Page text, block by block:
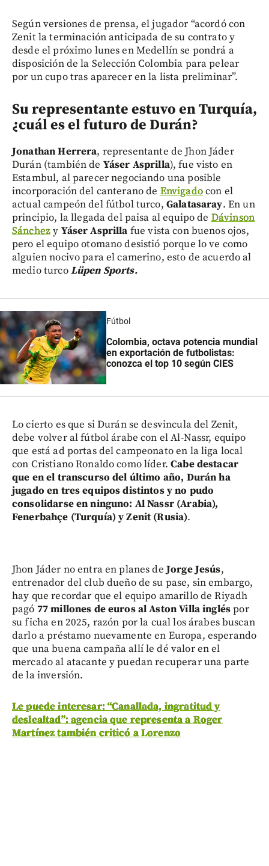
Según versiones de prensa, el jugador “acordó con
Zenit la terminación anticipada de su contrato y
desde el próximo lunes en Medellín se pondrá a
disposición de la Selección Colombia para pelear
por un cupo tras aparecer en la lista preliminar”.
Su representante estuvo en Turquía,
¿cuál es el futuro de Durán?
Jonathan Herrera, representante de Jhon Jáder
Durán (también de Yáser Asprilla), fue visto en
Estambul, al parecer negociando una posible
incorporación del canterano de Envigadocon el
actual campeón del fútbol turco, Galatasaray. En un
principio, la llegada del paisa al equipo de Dávinson
Sánchezy Yáser Asprilla fue vista con buenos ojos,
pero el equipo otomano desistió porque lo ve como
alguien nocivo para el camerino, esto de acuerdo al
medio turcoLüpen Sports.
Fútbol
Colombia, octava potencia mundial
en exportación de futbolistas:
conozca el top 10 según CIES
Lo cierto es que si Durán se desvincula del Zenit,
debe volver al fútbol árabe con el Al-Nassr, equipo
que está ad portas del campeonato en la liga local
con Cristiano Ronaldo como líder.Cabe destacar
que en el transcurso del último año, Durán ha
jugado en tres equipos distintos y no pudo
consolidarse en ninguno: Al Nassr (Arabia),
Fenerbahçe (Turquía) y Zenit (Rusia).
Jhon Jáder no entra en planes deJorge Jesús,
entrenador del club dueño de su pase, sin embargo,
hay que recordar que el equipo amarillo de Riyadh
pagó 77 millones de euros al Aston Villa ingléspor
su ficha en 2025, razón por la cual los árabes buscan
darlo a préstamo nuevamente en Europa, esperando
que una buena campaña allí le dé valor en el
mercado al atacante y puedan recuperar una parte
de la inversión.
Le puede interesar: “Canallada, ingratitud y
deslealtad”: agencia que representa a Roger
Martínez también criticó a Lorenzo